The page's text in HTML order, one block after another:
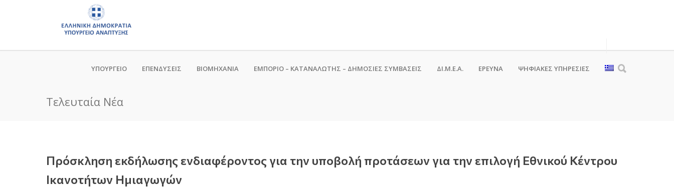
ΥΠΟΥΡΓΕΙΟ ΕΠΕΝΔΥΣΕΙΣ ΒΙΟΜΗΧΑΝΙΑ ΕΜΠΟΡΙΟ – ΚΑΤΑΝΑΛΩΤΗΣ – ΔΗΜΟΣΙΕΣ ΣΥΜΒΑΣΕΙΣ ΔΙ.Μ.Ε.Α. ΕΡΕΥΝΑ ΨΗΦΙΑΚΈΣ ΥΠΗΡΕΣΊΕΣ
Τελευταία Νέα
Πρόσκληση εκδήλωσης ενδιαφέροντος για την υποβολή προτάσεων για την επιλογή Εθνικού Κέντρου
Ικανοτήτων Ημιαγωγών